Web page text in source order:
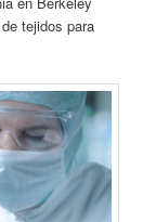
tejidos para